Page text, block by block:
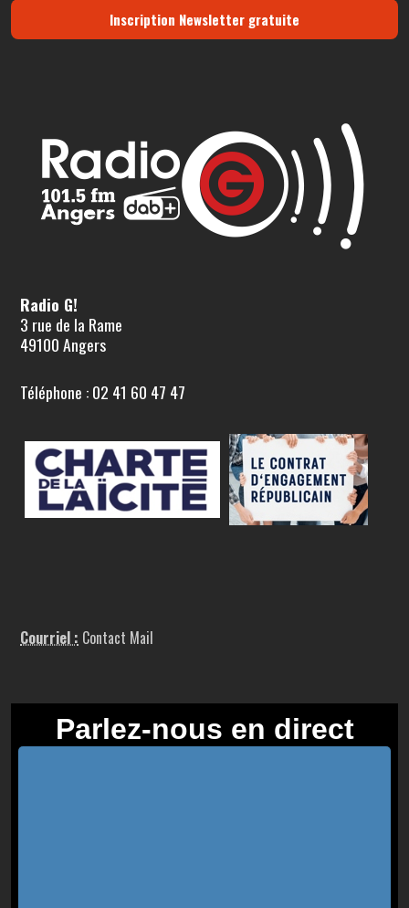
Inscription Newsletter gratuite
Radio G!
3 rue de la Rame
49100 Angers
Téléphone : 02 41 60 47 47
Courriel : Contact Mail